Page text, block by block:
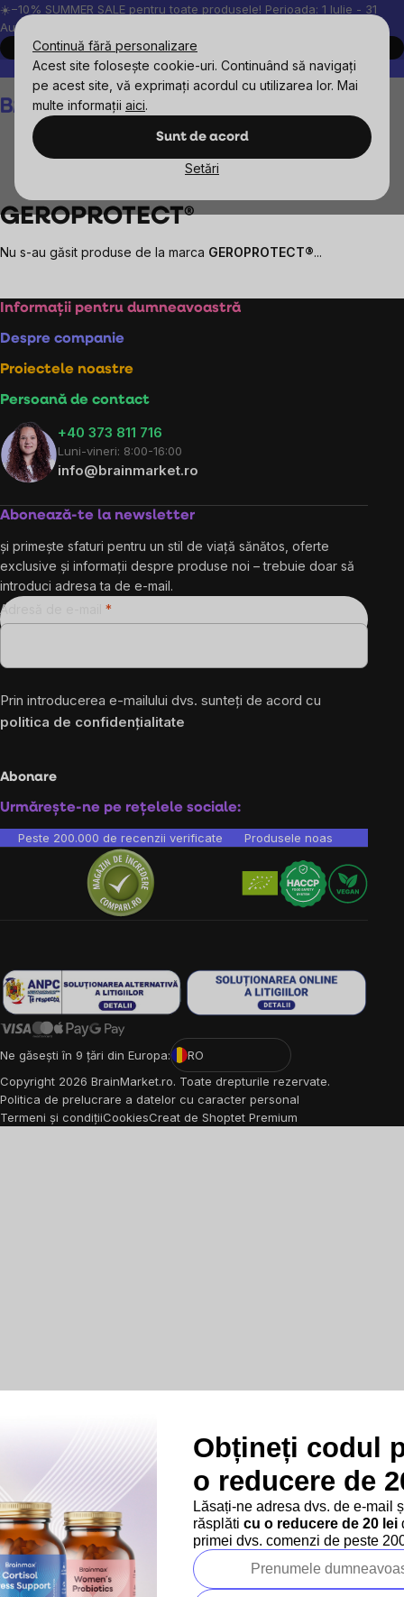
Continuă fără personalizare
Acest site folosește cookie-uri. Continuând să navigați
pe acest site, vă exprimați acordul cu utilizarea lor. Mai
multe informații aici.
Sunt de acord
Setări
Treci
la
conținut
☀️−10% SUMMER SALE pentru toate produsele! Perioada: 1 Iulie - 31
August, 2026.
Cumpără acum
Peste 200.000 de recenzii verificate
Produsele noastre sunt
Coş
de
GEROPROTECT®
Nu s-au găsit produse de la marca GEROPROTECT®...
Subsol
Informații pentru dumneavoastră
Despre companie
Proiectele noastre
Persoană de contact
+40 373 811 716
Luni-vineri: 8:00-16:00
info@brainmarket.ro
Abonează-te la newsletter
și primește sfaturi pentru un stil de viață sănătos, oferte
exclusive și informații despre produse noi – trebuie doar să
introduci adresa ta de e-mail.
Adresă de e-mail
Prin introducerea e-mailului dvs. sunteți de acord cu
politica de confidențialitate
Abonare
Urmărește-ne pe rețelele sociale:
Peste 200.000 de recenzii verificate Produsele noastre sunt
Ne găsești în 9 țări din Europa:
RO
Copyright 2026 BrainMarket.ro. Toate drepturile rezervate.
Politica de prelucrare a datelor cu caracter personal
Termeni și condițiiCookiesCreat de Shoptet Premium
Obțineți codul
o reducere de
Lăsați-ne adresa dvs. de e-mail
răsplăti cu o reducere de 20 lei
primei dvs. comenzi de peste